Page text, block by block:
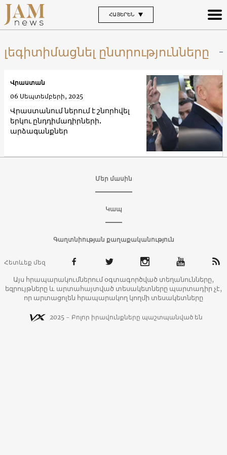
ՀԱՅԵՐԵՆ
լեգիտիմացնել ընտրությունները
Վրաստանում ներում է շնորհվել
երկու ընդդիմադիրների.
արձագանքներ
Վրաստան
06 Սեպտեմբերի, 2025
Մեր մասին
Կապ
Գաղտնիության քաղաքականություն
Հետևեք մեզ
Այս հրապարակումներում օգտագործված տեղանունները,
եզրույթները և արտահայտված տեսակետները պարտադիր չէ,
որ արտացոլեն հրապարակող կողմի տեսակետները
2025 - Բոլոր իրավունքները պաշտպանված են